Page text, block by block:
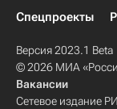
Спецпроекты
Версия 2023.1 Beta
© 2026 МИА
Вакансии
Сетевое издание